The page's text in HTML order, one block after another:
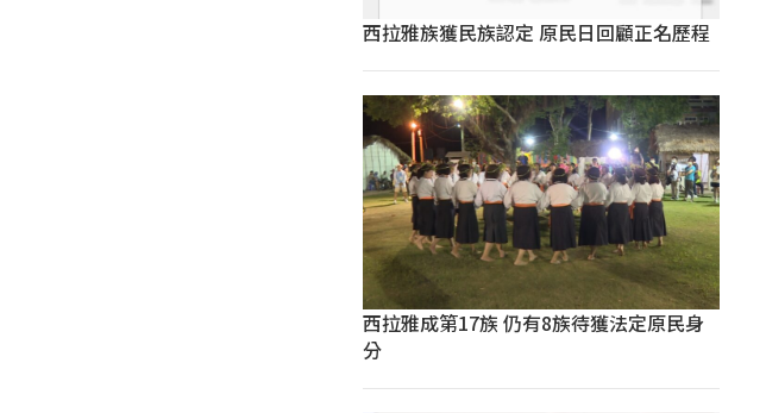
西拉雅族獲民族認定 原民日回顧正名歷程
西拉雅成第17族 仍有8族待獲法定原民身
分